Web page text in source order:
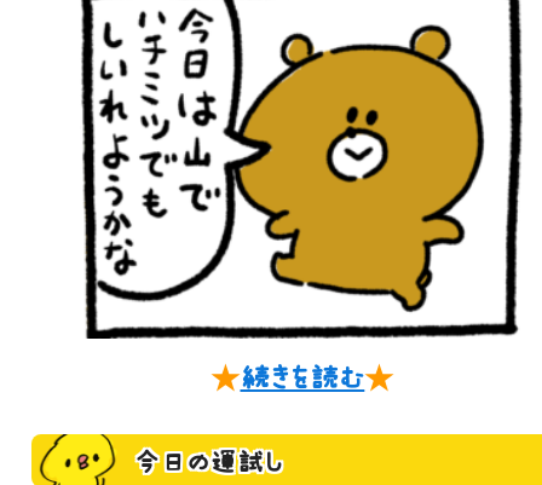
★続きを読む★
今日の運試し